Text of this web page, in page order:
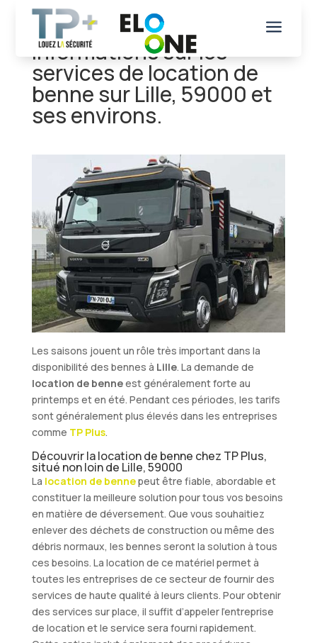
a
Informations sur les
services de location de
benne sur Lille, 59000 et
ses environs.
Les saisons jouent un rôle très important dans la
disponibilité des bennes à Lille. La demande de
location de benneest généralement forte au
printemps et en été. Pendant ces périodes, les tarifs
sont généralement plus élevés dans les entreprises
comme TP Plus.
Découvrir la location de benne chez TP Plus,
situé non loin de Lille, 59000
La location de bennepeut être fiable, abordable et
constituer la meilleure solution pour tous vos besoins
en matière de déversement. Que vous souhaitiez
enlever des déchets de construction ou même des
débris normaux, les bennes seront la solution à tous
ces besoins. La location de ce matériel permet à
toutes les entreprises de ce secteur de fournir des
services de haute qualité à leurs clients. Pour obtenir
des services sur place, il suffit d’appeler l’entreprise
de location et le service sera fourni rapidement.